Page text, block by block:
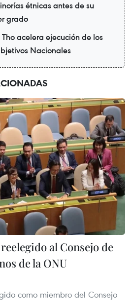
étnicas antes de su
grado
Tho acelera ejecución de los
Nacionales
al Consejo de
de la ONU
como miembro del Consejo